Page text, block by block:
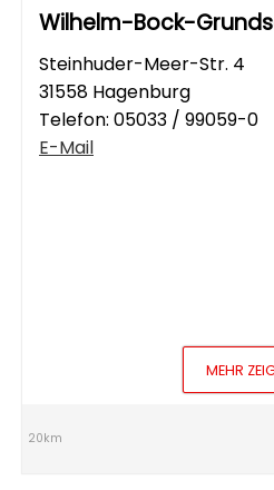
Wilhelm-Bock-
Steinhuder-Meer-Str. 4
31558 Hagenburg
Telefon: 05033 / 99059-0
E-Mail
MEHR
20km